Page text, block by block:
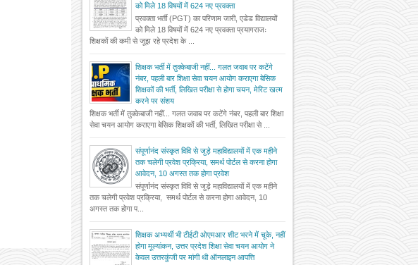
को मिले 18 विषयों में 624 नए प्रवक्ता
प्रवक्ता भर्ती (PGT) का परिणाम जारी, एडेड विद्यालयों
को मिले 18 विषयों में 624 नए प्रवक्ता प्रयागराजः
शिक्षकों की कमी से जूझ रहे प्रदेश के ...
शिक्षक भर्ती में तुक्केबाजी नहीं... गलत जवाब पर कटेंगे
नंबर, पहली बार शिक्षा सेवा चयन आयोग कराएगा बेसिक
शिक्षकों की भर्ती, लिखित परीक्षा से होगा चयन, मेरिट खत्म
करने पर संशय
शिक्षक भर्ती में तुक्केबाजी नहीं... गलत जवाब पर कटेंगे नंबर, पहली बार शिक्षा
सेवा चयन आयोग कराएगा बेसिक शिक्षकों की भर्ती, लिखित परीक्षा से ...
संपूर्णानंद संस्कृत विवि से जुड़े महाविद्यालयों में एक महीने
तक चलेगी प्रवेश प्रक्रिया, समर्थ पोर्टल से करना होगा
आवेदन, 10 अगस्त तक होगा प्रवेश
संपूर्णानंद संस्कृत विवि से जुड़े महाविद्यालयों में एक महीने
तक चलेगी प्रवेश प्रक्रिया, समर्थ पोर्टल से करना होगा आवेदन, 10
अगस्त तक होगा प...
शिक्षक अभ्यर्थी भी टीईटी ओएमआर शीट भरने में चूके, नहीं
होगा मूल्यांकन, उत्तर प्रदेश शिक्षा सेवा चयन आयोग ने
केवल उत्तरकुंजी पर मांगी थी ऑनलाइन आपत्ति